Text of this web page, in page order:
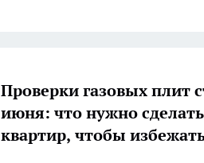
Проверки газовых плит
июня: что нужно
квартир, чтобы